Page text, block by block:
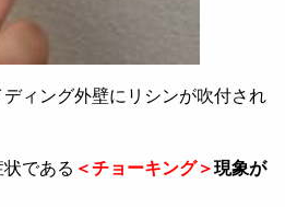
ィング外壁にリシンが吹付され
である ＜チョーキング＞現象が